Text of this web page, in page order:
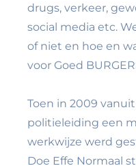
drugs, verkeer,
social media etc.
of niet en hoe en
voor Goed
Toen in 2009
politieleiding een
werkwijze werd
Doe Effe Normaal